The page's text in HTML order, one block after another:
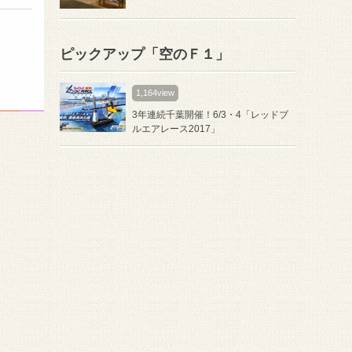
ピックアップ「空のＦ１」
1,164view
3年連続千葉開催！6/3・4「レッドブ
ルエアレース2017」